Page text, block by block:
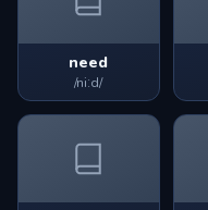
need
/niːd/